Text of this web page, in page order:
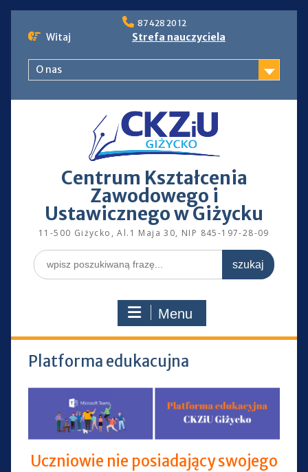
to
87 428 20 12
Witaj Strefa nauczyciela
O nas
Centrum Kształcenia
Zawodowego i
Ustawicznego w Giżycku
11-500 Giżycko, Al.1 Maja 30, NIP 845-197-28-09
Search
for:
Menu
Platforma edukacujna
Uczniowie nie posiadający swojego